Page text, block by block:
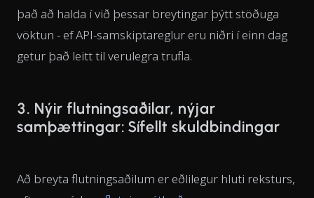
það að halda í við þessar breytingar þýtt stöðuga
vöktun - ef API-samskiptareglur eru niðri í einn dag
getur það leitt til verulegra trufla.
3. Nýir flutningsaðilar, nýjar
samþættingar: Sífellt skuldbindingar
Að breyta flutningsaðilum er eðlilegur hluti reksturs,